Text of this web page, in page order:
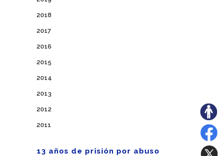
2018
2017
2016
2015
2014
2013
2012
2011
13 años de prisión por abuso